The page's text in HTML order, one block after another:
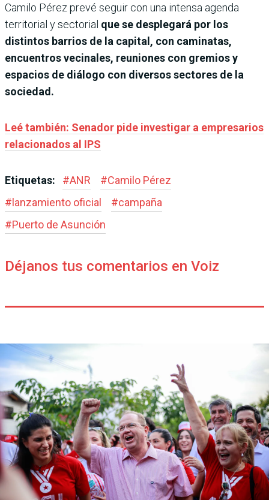
Camilo Pérez prevé seguir con una intensa agenda
territorial y sectorial que se desplegará por los
distintos barrios de la capital, con caminatas,
encuentros vecinales, reuniones con gremios y
espacios de diálogo con diversos sectores de la
sociedad.
Leé también: Senador pide investigar a empresarios
relacionados al IPS
Etiquetas: #ANR #Camilo Pérez
# lanzamiento oficial #campaña
#Puerto de Asunción
Déjanos tus comentarios en Voiz